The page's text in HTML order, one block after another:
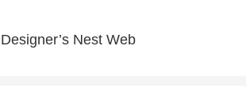
Designer’s Nest Web